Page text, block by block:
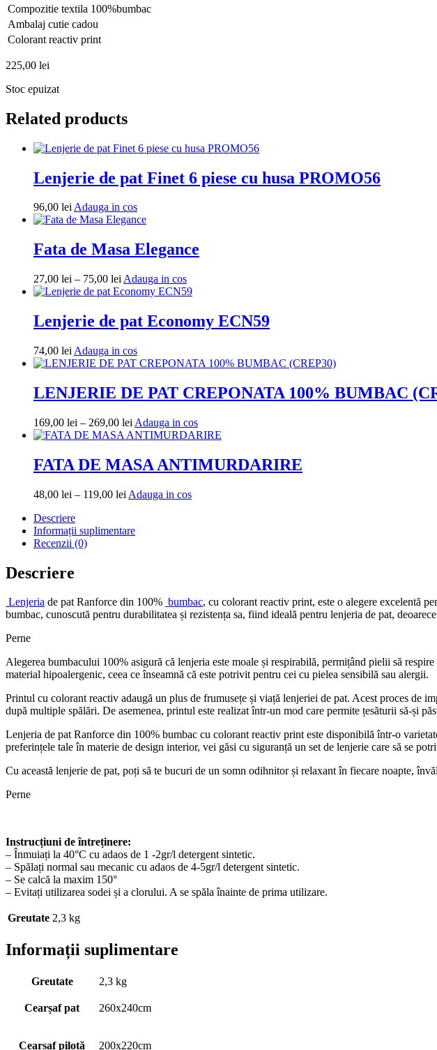
Compozitie textila 100%bumbac
Ambalaj cutie cadou
Colorant reactiv print
225,00 lei
Stoc epuizat
Related products
Lenjerie de pat Finet 6 piese cu husa PROMO56
96,00 leiAdauga in cosAdauga
in
Fata de Masa Elegance
27,00 lei – 75,00 lei Interval
de
27,00 lei
până
75,00 lei
Adauga in cosAdauga
in
Lenjerie de pat Economy ECN59
74,00 lei Adauga in cosAdauga
in
LENJERIE DE PAT CREPONATA 100% BUMBAC
169,00 lei – 269,00 lei Interval
de
169,00 lei
până
269,00 lei
Adauga in cosAdauga
in
FATA DE MASA ANTIMURDARIRE
48,00 lei – 119,00 lei Interval
48,00 lei
Adauga in cosAdauga
Descriere
Informații suplimentare
Recenzii (0)
Descriere
Lenjeria de pat Ranforce din 100% bumbac, cu colorant reactiv print, este o alegere excelentă
bumbac, cunoscută pentru durabilitatea și rezistența sa, fiind ideală pentru lenjeria de pat,
Perne
Alegerea bumbacului 100% asigură că lenjeria este moale și respirabilă, permițând pielii să
material hipoalergenic, ceea ce înseamnă că este potrivit pentru cei cu pielea sensibilă sau alergii.
Printul cu colorant reactiv adaugă un plus de frumusețe și viață lenjeriei de pat. Acest proces de
după multiple spălări. De asemenea, printul este realizat într-un mod care permite țesăturii să-și
Lenjeria de pat Ranforce din 100% bumbac cu colorant reactiv print este disponibilă într-o
preferințele tale în materie de design interior, vei găsi cu siguranță un set de lenjerie care să se
Cu această lenjerie de pat, poți să te bucuri de un somn odihnitor și relaxant în fiecare noapte,
Perne
Instrucțiuni de întreținere:
– Înmuiați la 40°C cu adaos de 1 -2gr/l detergent sintetic.
– Spălați normal sau mecanic cu adaos de 4-5gr/l detergent sintetic.
– Se calcă la maxim 150°
– Evitați utilizarea sodei și a clorului. A se spăla înainte de prima utilizare.
Greutate 2,3 kg
Informații suplimentare
Greutate 2,3 kg
Cearșaf pat 260x240cm
Cearșaf pilotă 200x220cm